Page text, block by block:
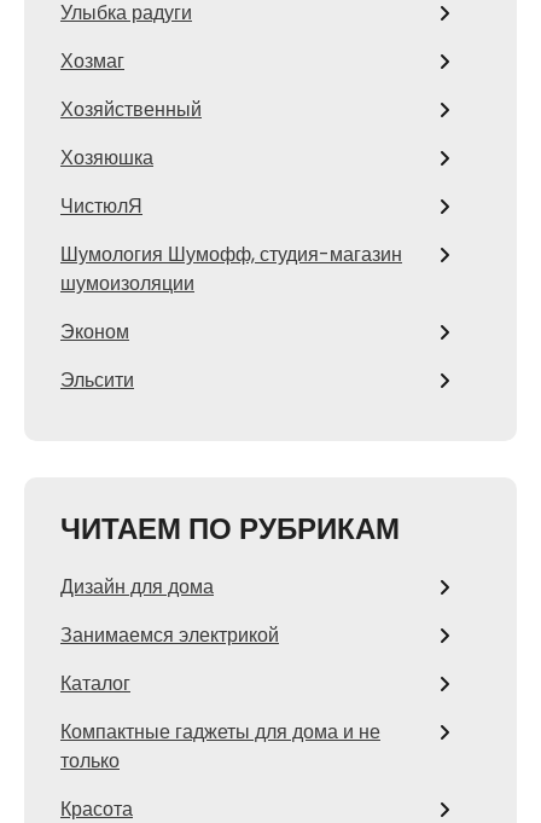
Улыбка радуги
Хозмаг
Хозяйственный
Хозяюшка
ЧистюлЯ
Шумология Шумофф, студия-магазин
шумоизоляции
Эконом
Эльсити
ЧИТАЕМ ПО РУБРИКАМ
Дизайн для дома
Занимаемся электрикой
Каталог
Компактные гаджеты для дома и не
только
Красота